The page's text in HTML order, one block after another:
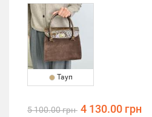
Тауп
5 100.00 грн 4 130.00 грн